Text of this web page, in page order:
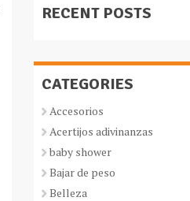
RECENT POSTS
CATEGORIES
Accesorios
Acertijos adivinanzas
baby shower
Bajar de peso
Belleza